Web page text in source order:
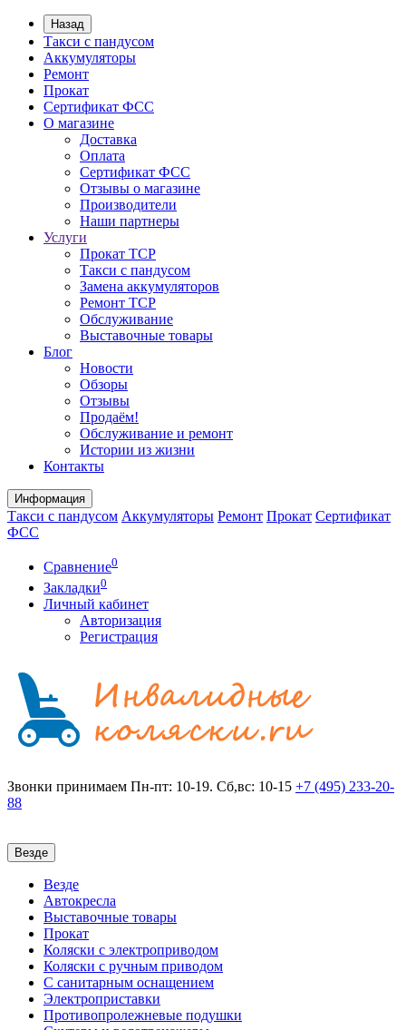
Назад
Такси с пандусом
Аккумуляторы
Ремонт
Прокат
Сертификат ФСС
О магазине
Доставка
Оплата
Сертификат ФСС
Отзывы о магазине
Производители
Наши партнеры
Услуги
Прокат ТСР
Такси с пандусом
Замена аккумуляторов
Ремонт ТСР
Обслуживание
Выставочные товары
Блог
Новости
Обзоры
Отзывы
Продаём!
Обслуживание и ремонт
Истории из жизни
Контакты
Информация
Такси с пандусом Аккумуляторы Ремонт Прокат Сертификат
ФСС
Сравнение0
Закладки0
Личный кабинет
Авторизация
Регистрация
Звонки принимаем Пн-пт: 10-19. Сб,вс: 10-15 +7 (495) 233-20-
88
Везде
Везде
Автокресла
Выставочные товары
Прокат
Коляски с электроприводом
Коляски с ручным приводом
С санитарным оснащением
Электроприставки
Противопролежневые подушки